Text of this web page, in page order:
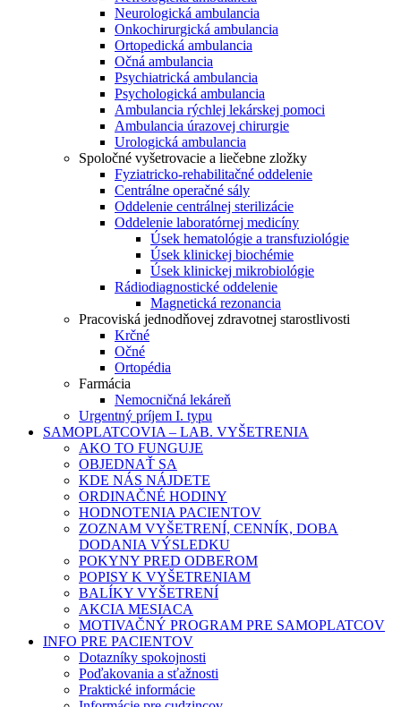
Neurologická ambulancia
Onkochirurgická ambulancia
Ortopedická ambulancia
Očná ambulancia
Psychiatrická ambulancia
Psychologická ambulancia
Ambulancia rýchlej lekárskej pomoci
Ambulancia úrazovej chirurgie
Urologická ambulancia
Spoločné vyšetrovacie a liečebne zložky
Fyziatricko-rehabilitačné oddelenie
Centrálne operačné sály
Oddelenie centrálnej sterilizácie
Oddelenie laboratórnej medicíny
Úsek hematológie a transfuziológie
Úsek klinickej biochémie
Úsek klinickej mikrobiológie
Rádiodiagnostické oddelenie
Magnetická rezonancia
Pracoviská jednodňovej zdravotnej starostlivosti
Krčné
Očné
Ortopédia
Farmácia
Nemocničná lekáreň
Urgentný príjem I. typu
SAMOPLATCOVIA – LAB. VYŠETRENIA
AKO TO FUNGUJE
OBJEDNAŤ SA
KDE NÁS NÁJDETE
ORDINAČNÉ HODINY
HODNOTENIA PACIENTOV
ZOZNAM VYŠETRENÍ, CENNÍK, DOBA
DODANIA VÝSLEDKU
POKYNY PRED ODBEROM
POPISY K VYŠETRENIAM
BALÍKY VYŠETRENÍ
AKCIA MESIACA
MOTIVAČNÝ PROGRAM PRE SAMOPLATCOV
INFO PRE PACIENTOV
Dotazníky spokojnosti
Poďakovania a sťažnosti
Praktické informácie